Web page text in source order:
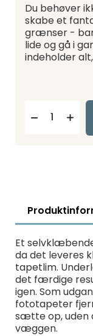
Du behøver
skabe et
grænser -
lide og gå i
indeholder
Et
da det leveres
tapetlim.
det færdige
igen. Som
fototapeter
sætte op, uden
væggen.